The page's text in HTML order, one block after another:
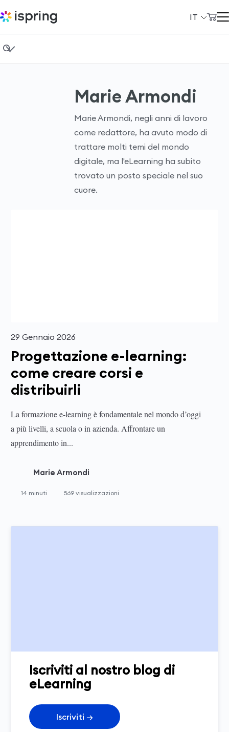
IT
Prodotti
+39 069 480 45 39
Formazione aziendale
Marie Armondi
Marie Armondi, negli anni di lavoro
come redattore, ha avuto modo di
trattare molti temi del mondo
digitale, ma l'eLearning ha subito
trovato un posto speciale nel suo
cuore.
29 Gennaio 2026
Progettazione e-learning:
come creare corsi e
distribuirli
La formazione e-learning è fondamentale nel mondo d’oggi
a più livelli, a scuola o in azienda. Affrontare un
apprendimento in...
Marie Armondi
14 minuti 569 visualizzazioni
Iscriviti al nostro blog di
eLearning
Iscriviti →